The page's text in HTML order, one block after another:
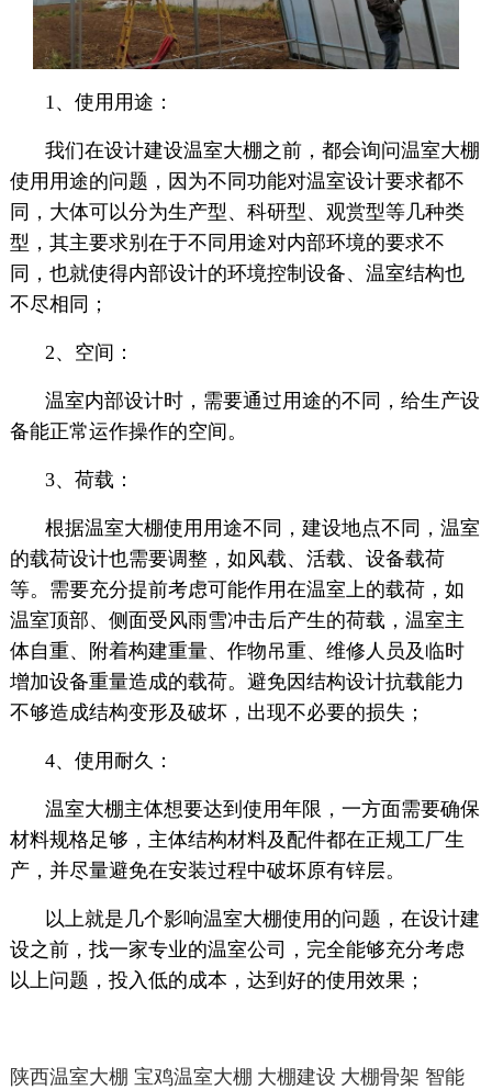
1、使用用途：
我们在设计建设温室大棚之前，都会询问温室大棚
使用用途的问题，因为不同功能对温室设计要求都不
同，大体可以分为生产型、科研型、观赏型等几种类
型，其主要求别在于不同用途对内部环境的要求不
同，也就使得内部设计的环境控制设备、温室结构也
不尽相同；
2、空间：
温室内部设计时，需要通过用途的不同，给生产设
备能正常运作操作的空间。
3、荷载：
根据温室大棚使用用途不同，建设地点不同，温室
的载荷设计也需要调整，如风载、活载、设备载荷
等。需要充分提前考虑可能作用在温室上的载荷，如
温室顶部、侧面受风雨雪冲击后产生的荷载，温室主
体自重、附着构建重量、作物吊重、维修人员及临时
增加设备重量造成的载荷。避免因结构设计抗载能力
不够造成结构变形及破坏，出现不必要的损失；
4、使用耐久：
温室大棚主体想要达到使用年限，一方面需要确保
材料规格足够，主体结构材料及配件都在正规工厂生
产，并尽量避免在安装过程中破坏原有锌层。
以上就是几个影响温室大棚使用的问题，在设计建
设之前，找一家专业的温室公司，完全能够充分考虑
以上问题，投入低的成本，达到好的使用效果；
陕西温室大棚 宝鸡温室大棚 大棚建设 大棚骨架 智能